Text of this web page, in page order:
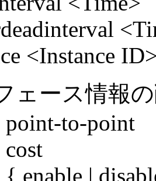
<Instance
ェース情報
point-to-point
cost
{ enable |